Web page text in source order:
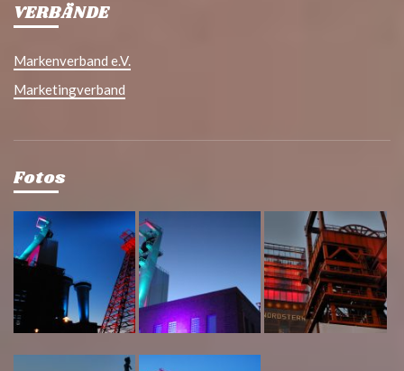
VERBÄNDE
Markenverband e.V.
Marketingverband
Fotos